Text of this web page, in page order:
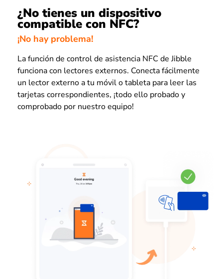
¿No tienes un dispositivo
compatible con NFC?
¡No hay problema!
La función de control de asistencia NFC de Jibble
funciona con lectores externos. Conecta fácilmente
un lector externo a tu móvil o tableta para leer las
tarjetas correspondientes, ¡todo ello probado y
comprobado por nuestro equipo!